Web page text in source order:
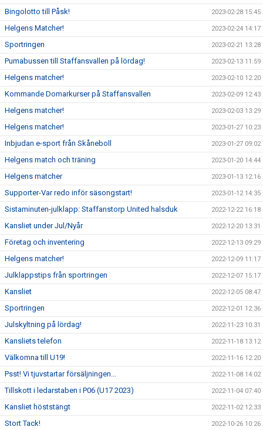
Bingolotto till Påsk! 2023-02-28 15:45
Helgens Matcher! 2023-02-24 14:17
Sportringen 2023-02-21 13:28
Pumabussen till Staffansvallen på lördag! 2023-02-13 11:59
Helgens matcher! 2023-02-10 12:20
Kommande Domarkurser på Staffansvallen 2023-02-09 12:43
Helgens matcher! 2023-02-03 13:29
Helgens matcher! 2023-01-27 10:23
Inbjudan e-sport från Skåneboll 2023-01-27 09:02
Helgens match och träning 2023-01-20 14:44
Helgens matcher 2023-01-13 12:16
Supporter-Var redo inför säsongstart! 2023-01-12 14:35
Sistaminuten-julklapp: Staffanstorp United halsduk 2022-12-22 16:18
Kansliet under Jul/Nyår 2022-12-20 13:31
Företag och inventering 2022-12-13 09:29
Helgens matcher! 2022-12-09 11:17
Julklappstips från sportringen 2022-12-07 15:17
Kansliet 2022-12-05 08:47
Sportringen 2022-12-01 12:36
Julskyltning på lördag! 2022-11-23 10:31
Kansliets telefon 2022-11-18 13:12
Välkomna till U19! 2022-11-16 12:20
Psst! Vi tjuvstartar försäljningen... 2022-11-08 14:02
Tillskott i ledarstaben i P06 (U17 2023) 2022-11-04 07:40
Kansliet höststängt 2022-11-02 12:33
Stort Tack! 2022-10-26 10:26